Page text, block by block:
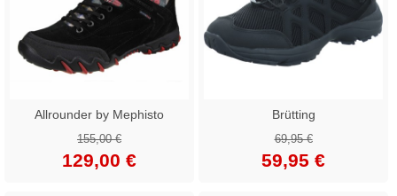
Allrounder by Mephisto
155,00 €
129,00 €
Brütting
69,95 €
59,95 €